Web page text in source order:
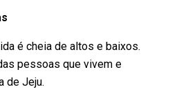
é cheia de altos e baixos.
pessoas que vivem e
de Jeju.